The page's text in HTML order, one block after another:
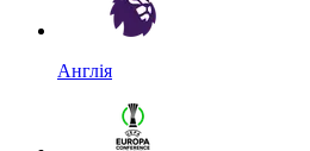
Англія